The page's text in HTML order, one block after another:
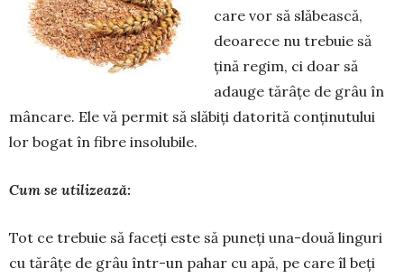
care vor să slăbească,
deoarece nu tre­buie să
țină regim, ci doar să
adauge tărâțe de grâu în
mâncare. Ele vă permit să slăbiți datorită conținutului
lor bogat în fibre insolubile.
Cum se utilizează:
Tot ce trebuie să faceți este să puneți una-două linguri
cu tărâțe de grâu într-un pahar cu apă, pe care îl beți